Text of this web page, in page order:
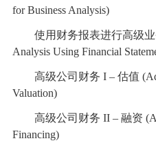
for Business Analysis)
使用财务报表进行高级业
Analysis Using Financial
高级公司财务 I – 估值
Valuation)
高级公司财务 II – 融资
Financing)